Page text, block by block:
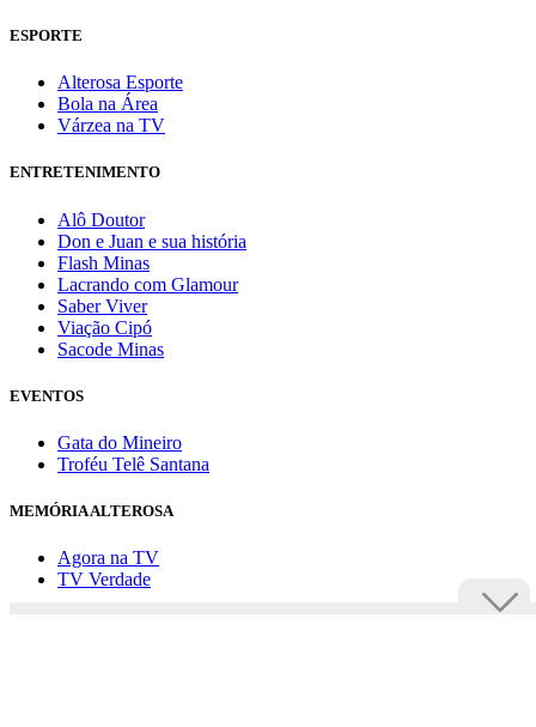
ESPORTE
Alterosa Esporte
Bola na Área
Várzea na TV
ENTRETENIMENTO
Alô Doutor
Don e Juan e sua história
Flash Minas
Lacrando com Glamour
Saber Viver
Viação Cipó
Sacode Minas
EVENTOS
Gata do Mineiro
Troféu Telê Santana
MEMÓRIA ALTEROSA
Agora na TV
TV Verdade